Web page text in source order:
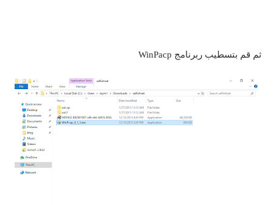
ثم قم بتسطيب ربرنامج WinPacp